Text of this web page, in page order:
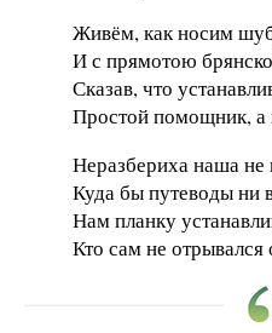
Живём, как носим
И с прямотою
Сказав, что
Простой помощник, а
Неразбериха наша не
Куда бы путеводы ни
Нам планку
Кто сам не отрывался